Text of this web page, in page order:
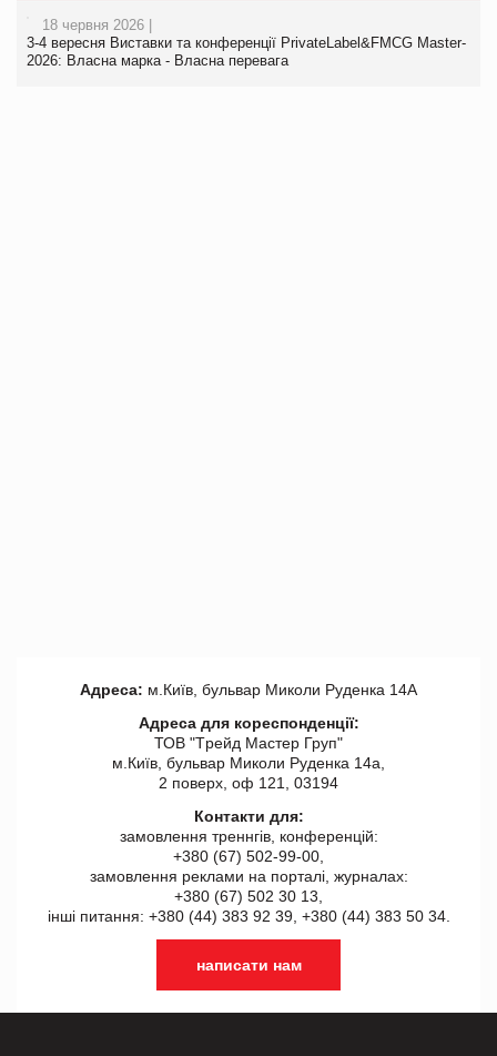
18 червня 2026 |
3-4 вересня Виставки та конференції PrivateLabel&FMCG Master-
2026: Власна марка - Власна перевага
Адреса: м.Київ, бульвар Миколи Руденка 14А
Адреса для кореспонденції:
ТОВ "Tрейд Мастер Груп"
м.Київ, бульвар Миколи Руденка 14а,
2 поверх, оф 121, 03194
Контакти для:
замовлення треннгів, конференцій:
+380 (67) 502-99-00,
замовлення реклами на порталі, журналах:
+380 (67) 502 30 13,
інші питання: +380 (44) 383 92 39, +380 (44) 383 50 34.
написати нам